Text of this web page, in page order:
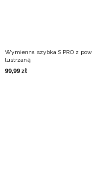
Wymienna szybka S PRO z
lustrzaną
99,99 zł